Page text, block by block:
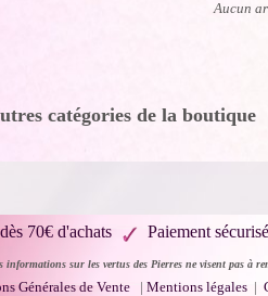
Aucun
catégories de la boutique
70€ d'achats Paiement sécurisé
informations sur les vertus des Pierres ne visent pas à
Générales de Vente| Mentions légales|